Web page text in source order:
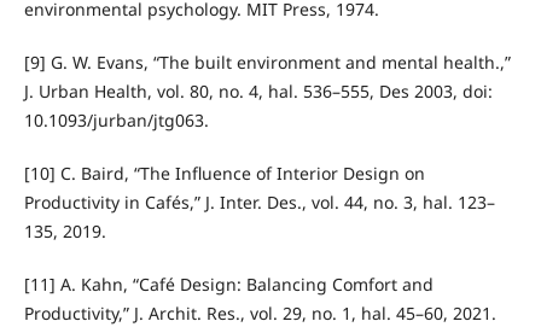
environmental psychology. MIT Press, 1974.
[9] G. W. Evans, “The built environment and mental health.,”
J. Urban Health, vol. 80, no. 4, hal. 536–555, Des 2003, doi:
10.1093/jurban/jtg063.
[10] C. Baird, “The Influence of Interior Design on
Productivity in Cafés,” J. Inter. Des., vol. 44, no. 3, hal. 123–
135, 2019.
[11] A. Kahn, “Café Design: Balancing Comfort and
Productivity,” J. Archit. Res., vol. 29, no. 1, hal. 45–60, 2021.